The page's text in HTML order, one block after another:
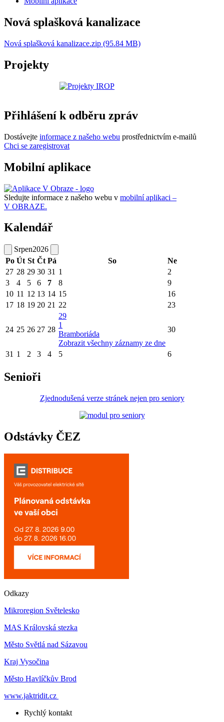
Nová splašková kanalizace
Nová splašková kanalizace.zip (95.84 MB)
Projekty
Přihlášení k odběru zpráv
Dostávejte informace z našeho webu prostřednictvím e-mailů
Chci se zaregistrovat
Mobilní aplikace
Sledujte informace z našeho webu v mobilní aplikaci –
V OBRAZE.
Kalendář
Srpen2026
Po Út St Čt Pá So
Ne
27 28 29 30 31 1
2
3
4 5 6 7 8
9
10 11 12 13 14 15
16
17 18 19 20 21 22 23
24 25 26 27 28
29
1
Bramboriáda
Zobrazit všechny záznamy ze dne
30
31 1 2 3 4 5 6
Senioři
Zjednodušená verze stránek nejen pro seniory
Odstávky ČEZ
Odkazy
Mikroregion Světelesko
MAS Královská stezka
Město Světlá nad Sázavou
Kraj Vysočina
Město Havlíčkův Brod
www.jaktridit.cz
Rychlý kontakt